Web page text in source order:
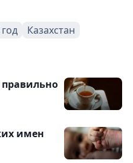
Казахстан
имен